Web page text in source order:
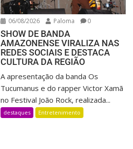
06/08/2026 Paloma 0
SHOW DE BANDA
AMAZONENSE VIRALIZA NAS
REDES SOCIAIS E DESTACA
CULTURA DA REGIÃO
A apresentação da banda Os
Tucumanus e do rapper Victor Xamã
no Festival João Rock, realizada...
destaques Entretenimento